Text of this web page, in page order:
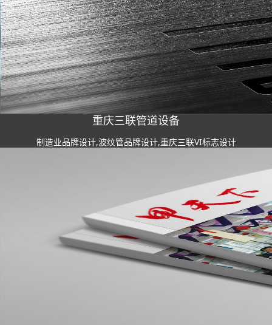
重庆三联管道设备
制造业品牌设计,波纹管品牌设计,重庆三联VI标志设计